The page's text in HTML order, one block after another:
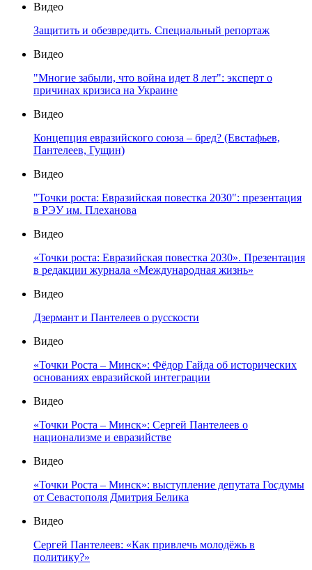
Видео
Защитить и обезвредить. Специальный репортаж
Видео
"Многие забыли, что война идет 8 лет": эксперт о
причинах кризиса на Украине
Видео
Концепция евразийского союза – бред? (Евстафьев,
Пантелеев, Гущин)
Видео
"Точки роста: Евразийская повестка 2030": презентация
в РЭУ им. Плеханова
Видео
«Точки роста: Евразийская повестка 2030». Презентация
в редакции журнала «Международная жизнь»
Видео
Дзермант и Пантелеев о русскости
Видео
«Точки Роста – Минск»: Фёдор Гайда об исторических
основаниях евразийской интеграции
Видео
«Точки Роста – Минск»: Сергей Пантелеев о
национализме и евразийстве
Видео
«Точки Роста – Минск»: выступление депутата Госдумы
от Севастополя Дмитрия Белика
Видео
Сергей Пантелеев: «Как привлечь молодёжь в
политику?»